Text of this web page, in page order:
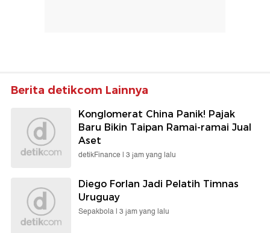
Berita detikcom Lainnya
Konglomerat China Panik! Pajak
Baru Bikin Taipan Ramai-ramai Jual
Aset
detikFinance | 3 jam yang lalu
Diego Forlan Jadi Pelatih Timnas
Uruguay
Sepakbola | 3 jam yang lalu